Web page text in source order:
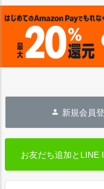
新規会員
お友だち追加とLINE